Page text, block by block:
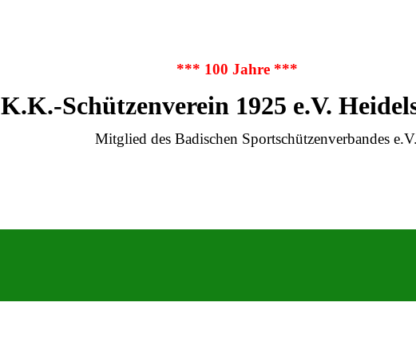
*** 100 Jahre ***
K.K.-Schützenverein 1925 e.V.
Mitglied des Badischen Sportschützenverbandes e.V.